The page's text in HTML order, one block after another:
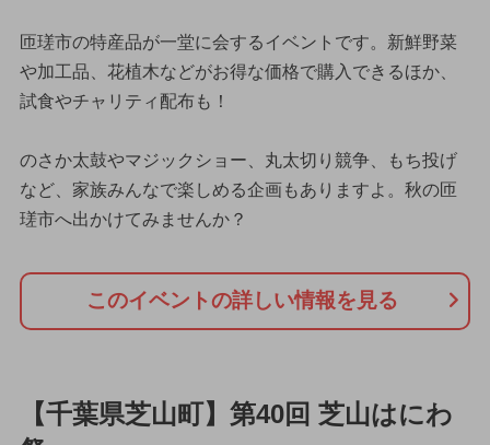
匝瑳市の特産品が一堂に会するイベントです。新鮮野菜
や加工品、花植木などがお得な価格で購入できるほか、
試食やチャリティ配布も！
のさか太鼓やマジックショー、丸太切り競争、もち投げ
など、家族みんなで楽しめる企画もありますよ。秋の匝
瑳市へ出かけてみませんか？
このイベントの詳しい情報を見る
【千葉県芝山町】第40回 芝山はにわ